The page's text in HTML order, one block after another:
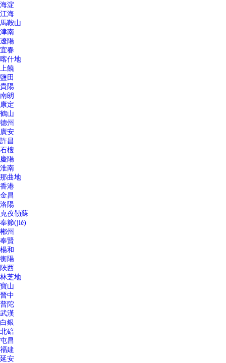
海淀
江海
馬鞍山
津南
遼陽
宜春
喀什地
上饒
鹽田
貴陽
南朗
康定
鶴山
德州
廣安
許昌
石樓
慶陽
淮南
那曲地
香港
金昌
洛陽
克孜勒蘇
奉節(jié)
郴州
奉賢
楊和
衡陽
陜西
林芝地
寶山
晉中
普陀
武漢
白銀
北碚
屯昌
福建
延安